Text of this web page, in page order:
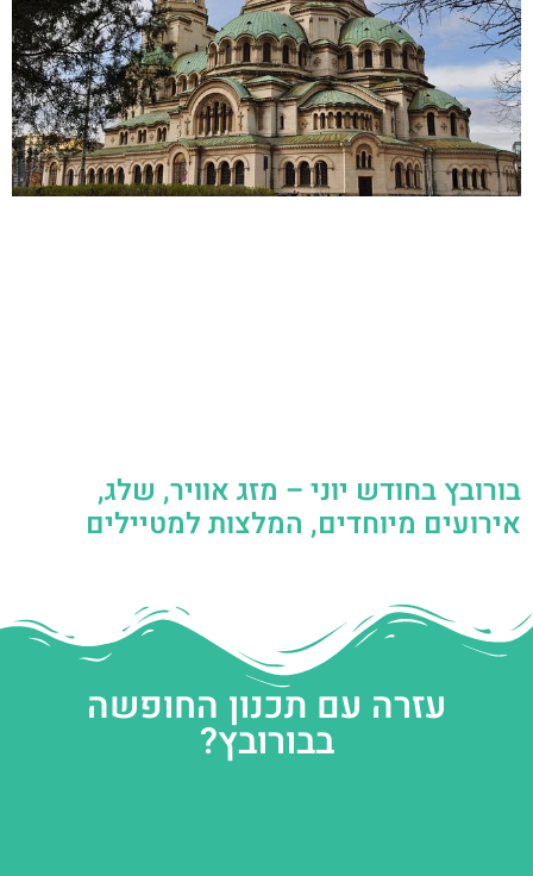
בורובץ בחודש יוני – מזג אוויר, שלג,
אירועים מיוחדים, המלצות למטיילים
עזרה עם תכנון החופשה
בבורובץ?